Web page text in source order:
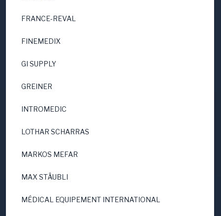
FRANCE-REVAL
FINEMEDIX
GI SUPPLY
GREINER
INTROMEDIC
LOTHAR SCHARRAS
MARKOS MEFAR
MAX STÄUBLI
MÉDICAL EQUIPEMENT INTERNATIONAL